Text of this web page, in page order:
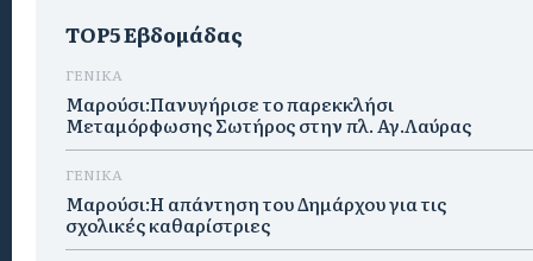
TOP5 Εβδομάδας
ΓΕΝΙΚΑ
Μαρούσι:Πανυγήρισε το παρεκκλήσι
Μεταμόρφωσης Σωτήρος στην πλ. Αγ.Λαύρας
ΓΕΝΙΚΑ
Μαρούσι:Η απάντηση του Δημάρχου για τις
σχολικές καθαρίστριες